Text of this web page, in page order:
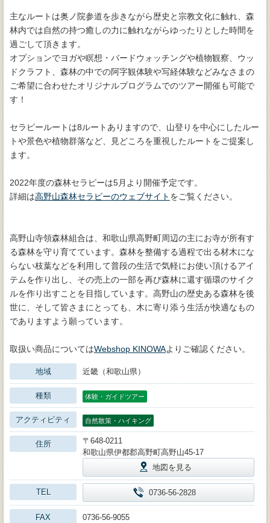
主なルートは奥ノ院参道を歩きながら歴史と宗教文化に触れ、森
林内では自然の持つ癒しの力に触れながらゆったりとした時間を
過ごして頂きます。
オプションでヨガや瞑想・バードウォッチングや植物観察、ウッ
ドクラフト、森林の中での阿字観体験や写経体験などみなさまの
ご希望に合わせたオリジナルプログラムでのツアー開催も可能で
す！
セラピールートは8ルートありますので、山登りを中心にしたルー
トや景色や植物群落など、見どころを重視したルートをご提案し
ます。
2022年度の森林セラピーは5月より開催予定です。
詳細は高野山森林セラピーのウェブサイト をご覧ください。
高野山寺領森林組合は、和歌山県高野町周辺の主にお寺が所有す
る森林を守り育てています。森林を整備する過程で出る材木にな
らない枝葉などを利用して普段の生活で気軽にお使い頂けるアイ
テムを作り出し、その売上の一部を再び森林に還す循環のサイク
ルを作り出すことを目指しています。高野山の歴史ある森林を後
世に、そして皆さまにとっても、木に寄り添う生活が快適なもの
でありますよう願っています。
取扱い商品についてはWebshop KINOWAよりご確認ください。
地域 近畿（和歌山県）
種類 体験・ガイドツアー
アクティビティ 自然散策・ハイキング
住所
〒648-0211
和歌山県伊都郡高野町高野山45-17
地図を見る
TEL 0736-56-2828
FAX 0736-56-9055